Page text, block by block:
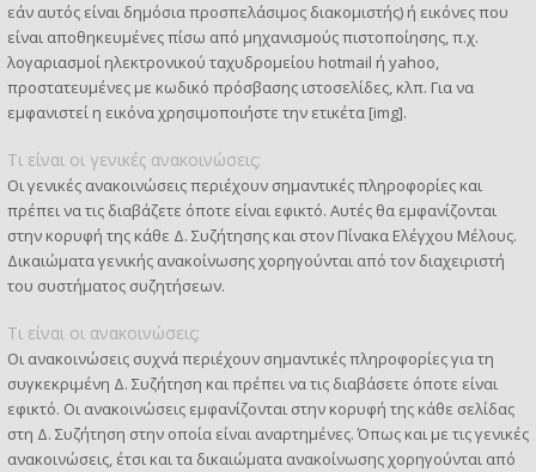
εάν αυτός είναι δημόσια προσπελάσιμος διακομιστής) ή εικόνες που
είναι αποθηκευμένες πίσω από μηχανισμούς πιστοποίησης, π.χ.
λογαριασμοί ηλεκτρονικού ταχυδρομείου hotmail ή yahoo,
προστατευμένες με κωδικό πρόσβασης ιστοσελίδες, κλπ. Για να
εμφανιστεί η εικόνα χρησιμοποιήστε την ετικέτα [img].
Τι είναι οι γενικές ανακοινώσεις;
Οι γενικές ανακοινώσεις περιέχουν σημαντικές πληροφορίες και
πρέπει να τις διαβάζετε όποτε είναι εφικτό. Αυτές θα εμφανίζονται
στην κορυφή της κάθε Δ. Συζήτησης και στον Πίνακα Ελέγχου Μέλους.
Δικαιώματα γενικής ανακοίνωσης χορηγούνται από τον διαχειριστή
του συστήματος συζητήσεων.
Τι είναι οι ανακοινώσεις;
Οι ανακοινώσεις συχνά περιέχουν σημαντικές πληροφορίες για τη
συγκεκριμένη Δ. Συζήτηση και πρέπει να τις διαβάσετε όποτε είναι
εφικτό. Οι ανακοινώσεις εμφανίζονται στην κορυφή της κάθε σελίδας
στη Δ. Συζήτηση στην οποία είναι αναρτημένες. Όπως και με τις γενικές
ανακοινώσεις, έτσι και τα δικαιώματα ανακοίνωσης χορηγούνται από